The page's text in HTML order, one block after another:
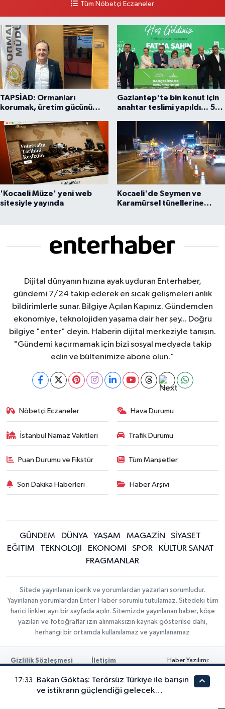
kalaycıbahçe Meydana DoğruTüm Nöbetçi Eczaneler
TAPSİAD: Ormanları
korumak, üretim gücünü
Gaziantep'te bin konut için
anahtar teslimi yapıldı... 5
'Kocaeli Müze' yeni web
sitesiyle yayında
Kocaeli'de Seymen ve
Karamürsel tünellerine
Dijital dünyanın hızına ayak uyduran Enterhaber,
gündemi 7/24 takip ederek en sıcak gelişmeleri anlık
bildirimlerle sunar. Bilgiye Açılan Kapınız. Gündemden
ekonomiye, teknolojiden yaşama dair her şey... Doğru
bilgiye "enter" deyin. Haberin dijital merkeziyle tanışın.
"Gündemi kaçırmamak için bizi sosyal medyada takip
edin ve bültenimize abone olun."
Nöbetçi Eczaneler Hava Durumu
İstanbul Namaz Vakitleri Trafik Durumu
Puan Durumu ve Fikstür Tüm Manşetler
Son Dakika Haberleri Haber Arşivi
GÜNDEM DÜNYA YAŞAM MAGAZİN
SİYASET
EĞİTİM
TEKNOLOJİ EKONOMİ SPOR
KÜLTÜR SANAT
FRAGMANLAR
Sitede yayınlanan içerik ve yorumlardan yazarları sorumludur.
Yayınlanan yorumlardan Enter Haber sorumlu tutulamaz. Sitedeki tüm
harici linkler ayrı bir sayfada açılır. Sitemizde yayınlanan haber, köşe
yazıları ve fotoğraflar izin alınmaksızın kaynak gösterilse dahi,
herhangi bir ortamda kullanılamaz ve yayınlanamaz
Gizlilik Sözleşmesi
İletişim
KRİPTO PARA DURUMU
EMTİA FİYATLARI
Haber Yazılımı:
Copyright ©
17:33
Bakan Göktaş: Terörsüz Türkiye ile barışın
ve istikrarın güçlendiği gelecek